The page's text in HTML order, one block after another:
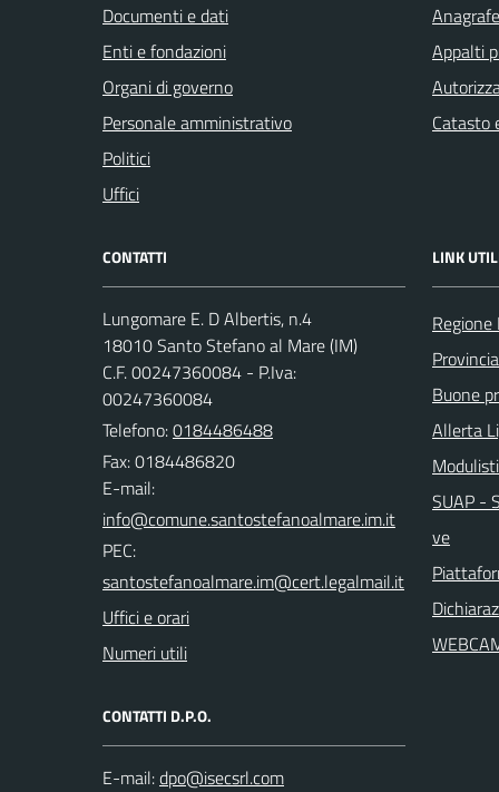
Documenti e dati
Enti e fondazioni
Organi di governo
Personale amministrativo
Politici
Uffici
Appalti
Catasto
CONTATTI
Lungomare E. D Albertis, n.4
18010 Santo Stefano al Mare (IM)
C.F. 00247360084 - P.Iva:
00247360084
Telefono:0184486488
Fax: 0184486820
E-mail:
PEC:
Uffici e orari
Numeri utili
CONTATTI D.P.O.
E-mail:
LINK
Regione
Buone
Allerta
SUAP -
ve